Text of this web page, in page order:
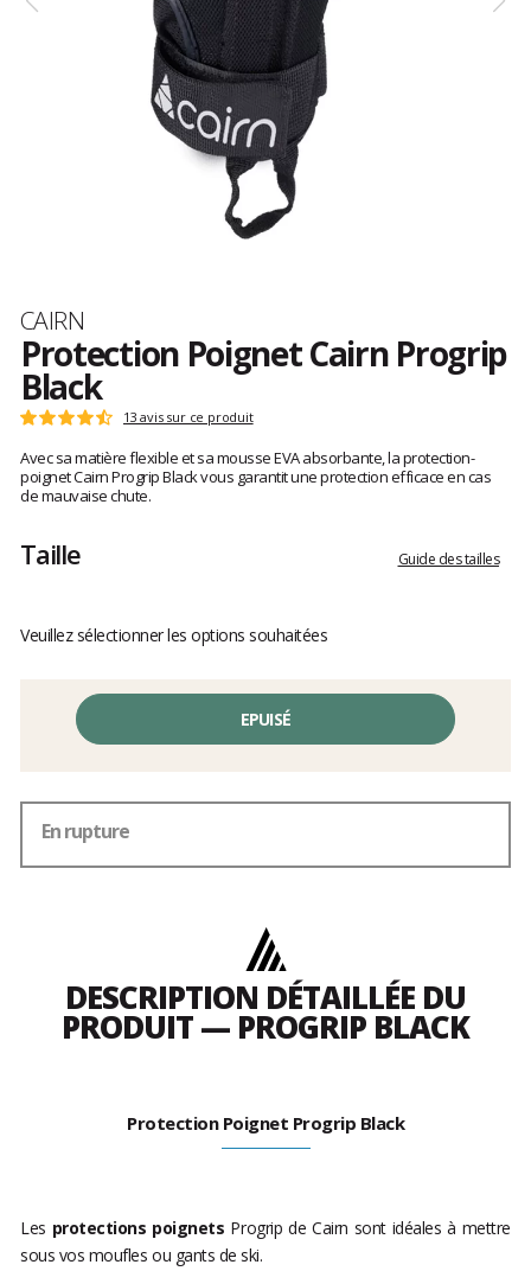
Marque
CAIRN
Protection Poignet Cairn Progrip
Black
Les
clients
Note
4.3
sur
13 avis sur ce produit
Avec sa matière flexible et sa mousse EVA absorbante, la protection-
poignet Cairn Progrip Black vous garantit une protection efficace en cas
de mauvaise chute.
Taille Guide des tailles
Veuillez sélectionner les options souhaitées
EPUISÉ
En rupture
DESCRIPTION DÉTAILLÉE DU
PRODUIT — PROGRIP BLACK
Protection Poignet Progrip Black
Les protections poignets Progrip de Cairn sont idéales à mettre
sous vos moufles ou gants de ski.